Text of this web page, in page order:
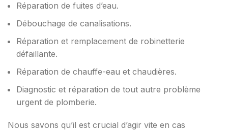
Réparation de fuites d’eau.
Débouchage de canalisations.
Réparation et remplacement de robinetterie
défaillante.
Réparation de chauffe-eau et chaudières.
Diagnostic et réparation de tout autre problème
urgent de plomberie.
Nous savons qu’il est crucial d’agir vite en cas